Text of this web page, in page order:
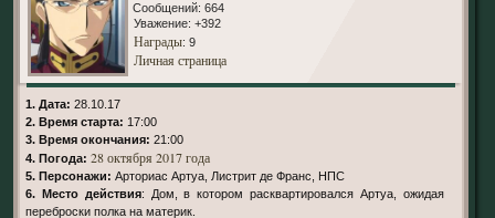
Сообщений: 664
Уважение: +392
Награды: 9
Личная страница
1. Дата: 28.10.17
2. Время старта: 17:00
3. Время окончания:21:00
4. Погода: 28 октября 2017 года
5. Персонажи: Арториас Артуа, Листрит де Франс, НПС
6. Место действия: Дом, в котором расквартировался Артуа, ожидая
переброски полка на материк.